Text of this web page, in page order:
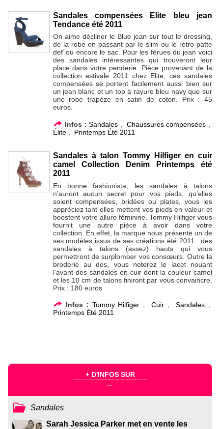
Sandales compensées Elite bleu jean
Tendance été 2011
On aime décliner le Blue jean sur tout le dressing,
de la robe en passant par le slim ou le retro patte
def’ ou encore le sac. Pour les férues du jean voici
des sandales intéressantes qui trouveront leur
place dans votre penderie. Pièce provenant de la
collection estivale 2011 chez Elite, ces sandales
compensées se portent facilement aussi bien sur
un jean blanc et un top à rayure bleu navy que sur
une robe trapèze en satin de coton. Prix : 45
euros.
Infos : Sandales Chaussures compensées
Élite, Printemps Été 2011
Sandales à talon Tommy Hilfiger en cuir
camel Collection Denim Printemps été
2011
En bonne fashionista, les sandales à talons
n’auront aucun secret pour vos pieds, qu’elles
soient compensées, bridées ou plates, vous les
appréciez tant elles mettent vos pieds en valeur et
boostent votre allure féminine. Tommy Hilfiger vous
fournit une autre pièce à avoir dans votre
collection. En effet, la marque nous présente un de
ses modèles issus de ses créations été 2011 : des
sandales à talons (assez) hauts qui vous
permettront de surplomber vos consœurs. Outre la
broderie au dos, vous noterez le lacet nouant
l’avant des sandales en cuir dont la couleur camel
et les 10 cm de talons finiront par vous convaincre.
Prix : 180 euros
Infos : Tommy Hilfiger ,Cuir ,Sandales ,
Printemps Été 2011
+ D'INFOS SUR
...
Sandales
Sarah Jessica Parker met en vente les